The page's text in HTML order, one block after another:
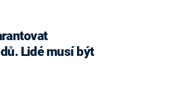
Lidé musí být